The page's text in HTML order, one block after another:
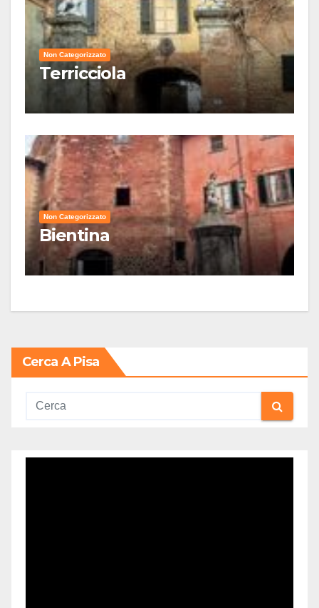
Non Categorizzato
Terricciola
Non Categorizzato
Bientina
Cerca A Pisa